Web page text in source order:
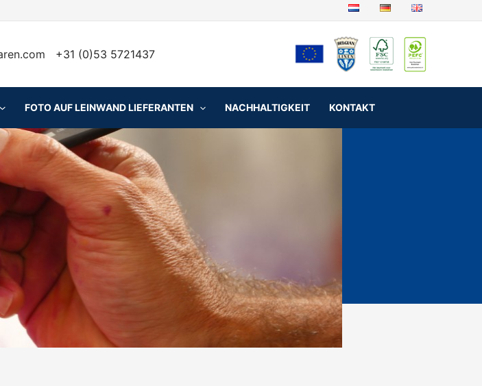
+31 (0)53 5721437
FOTO AUF LEINWAND LIEFERANTEN NACHHALTIGKEIT KONTAKT